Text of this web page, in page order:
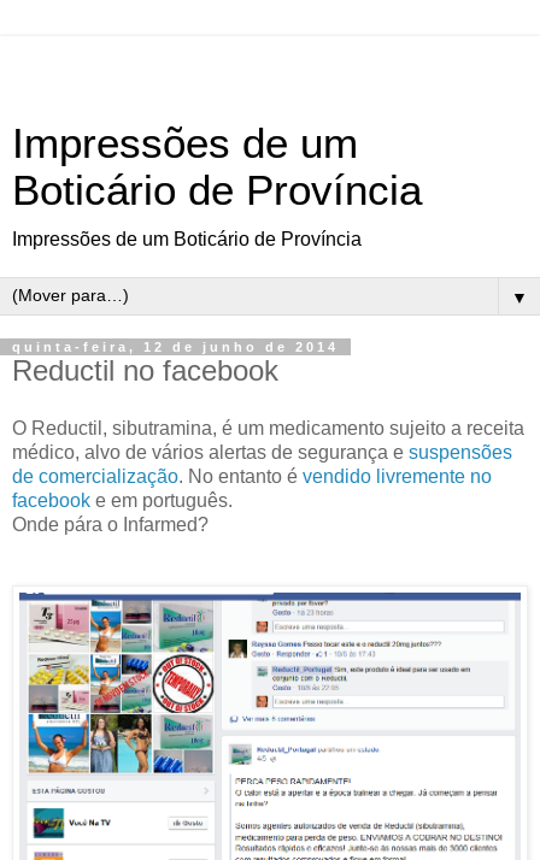
Impressões de um
Boticário de Província
Impressões de um Boticário de Província
▼
quinta-feira, 12 de junho de 2014
Reductil no facebook
O Reductil, sibutramina, é um medicamento sujeito a receita
médico, alvo de vários alertas de segurança e suspensões
de comercialização. No entanto é vendido livremente no
facebook e em português.
Onde pára o Infarmed?